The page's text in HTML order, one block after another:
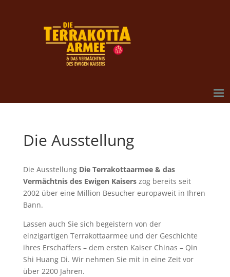
Die Ausstellung
Die Ausstellung Die Terrakottaarmee & das
Vermächtnis des Ewigen Kaiserszog bereits seit
2002 über eine Million Besucher europaweit in Ihren
Bann.
Lassen auch Sie sich begeistern von der
einzigartigen Terrakottaarmee und der Geschichte
ihres Erschaffers – dem ersten Kaiser Chinas – Qin
Shi Huang Di. Wir nehmen Sie mit in eine Zeit vor
über 2200 Jahren.